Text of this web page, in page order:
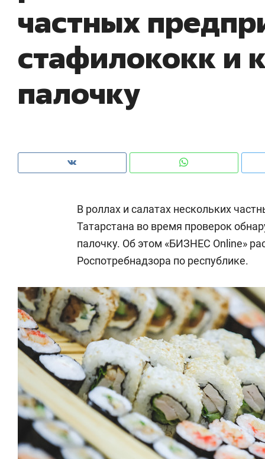
частных
стафилококк и
палочку
В роллах и салатах нескольких
Татарстана во время проверок
палочку. Об этом «БИЗНЕС Online»
Роспотребнадзора по республике.
чем интересен Оман?
Рекомендуем
Как ГК «МИР ГРУПП» и ВТБ
создают оазис жилого
комфорта под Казанью
Рекомендуем
150 камер
ID вместо